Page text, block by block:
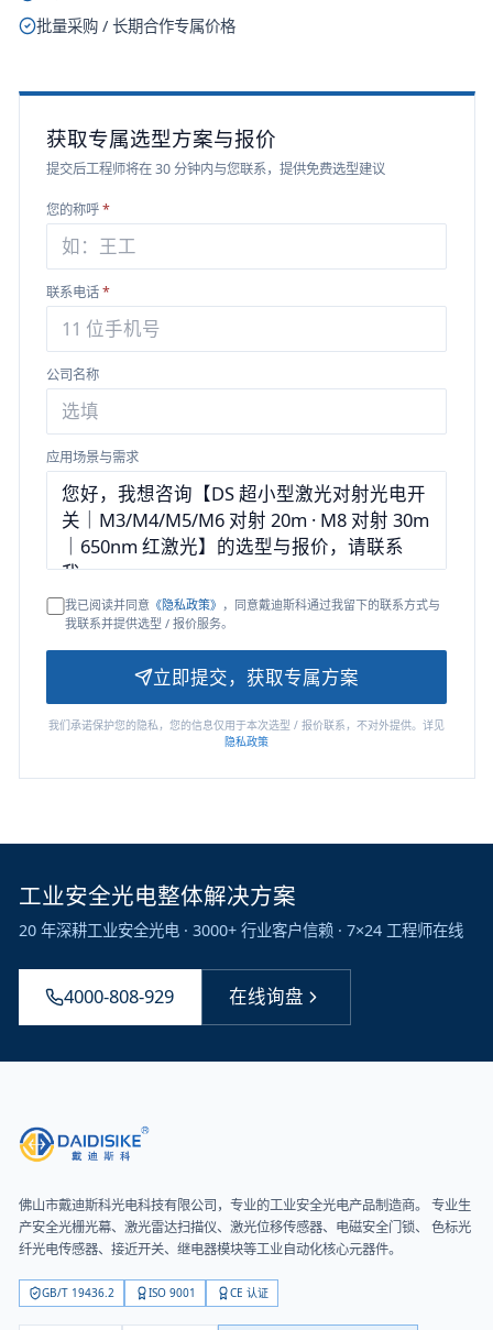
批量采购 / 长期合作专属价格
获取专属选型方案与报价
提交后工程师将在 30 分钟内与您联系，提供免费选型建议
您的称呼*
联系电话*
公司名称
应用场景与需求
我已阅读并同意《隐私政策》 ，同意戴迪斯科通过我留下的联系方式与
我联系并提供选型 / 报价服务。
立即提交，获取专属方案
我们承诺保护您的隐私，您的信息仅用于本次选型 / 报价联系，不对外提供。详见
隐私政策
工业安全光电整体解决方案
20 年深耕工业安全光电 · 3000+ 行业客户信赖 · 7×24 工程师在线
4000-808-929 在线询盘
佛山市戴迪斯科光电科技有限公司，专业的工业安全光电产品制造商。 专业生
产安全光栅光幕、激光雷达扫描仪、激光位移传感器、电磁安全门锁、 色标光
纤光电传感器、接近开关、继电器模块等工业自动化核心元器件。
GB/T 19436.2 ISO 9001 CE 认证